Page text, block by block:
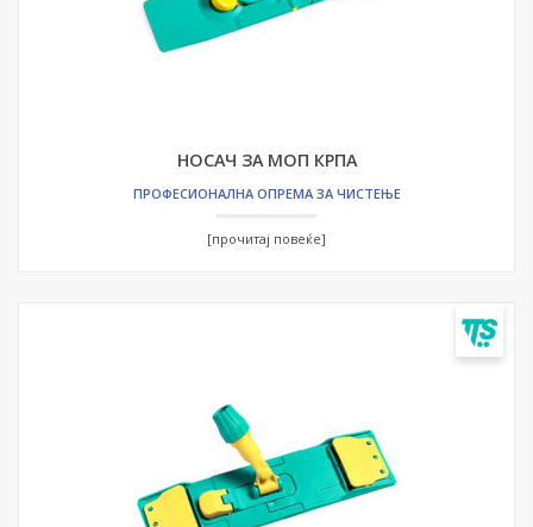
НОСАЧ ЗА МОП КРПА
ПРОФЕСИОНАЛНА ОПРЕМА ЗА ЧИСТЕЊЕ
[прочитај повеќе]